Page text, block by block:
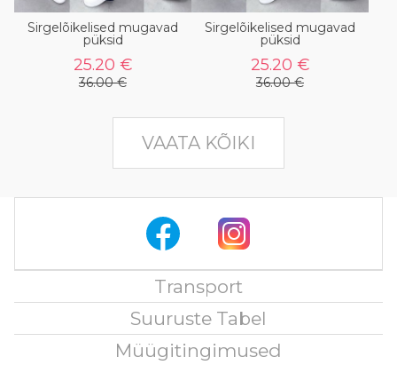
Sirgelõikelised mugavad
püksid
25.20 €
36.00 €
Sirgelõikelised mugavad
püksid
25.20 €
36.00 €
VAATA KÕIKI
Transport
Suuruste Tabel
Müügitingimused